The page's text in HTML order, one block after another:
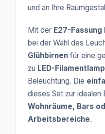
und an Ihre
Mit der E27-Fassung
bei der Wahl des
Glühbirnen für eine
zu LED-
Beleuchtung. Die
dieses Set zur idealen
Wohnräume, Bars
Arbeitsbereiche.